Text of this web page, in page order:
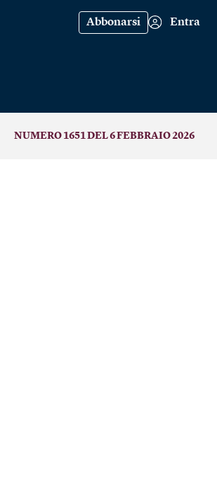
Abbonarsi Entra
NUMERO 1651 DEL 6 FEBBRAIO 2026